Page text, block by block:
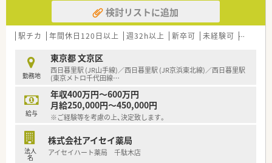
検討リストに追加
駅チカ 年間休日120日以上 週32h以上 新卒可 未経験可 残業な
勤務地
東京都 文京区
西日暮里駅 (JR山手線)／西日暮里駅 (JR京浜東北線)／西日暮里駅
(東京メトロ千代田線…
給与
年収400万円～600万円
月給250,000円～450,000円
※ご経験等を考慮の上、決定致します。
法人
名
株式会社アイセイ薬局
アイセイハート薬局 千駄木店